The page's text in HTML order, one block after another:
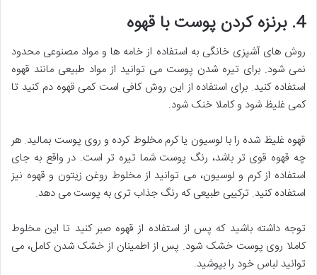
4. برنزه کردن پوست با قهوه
روش های آشپزی خانگی به استفاده از خامه ها و مواد مصنوعی محدود
نمی شود. برای تیره شدن پوست می توانید از مواد طبیعی مانند قهوه
استفاده کنید. برای استفاده از این روش کافی است کمی قهوه دم کنید تا
کمی غلیظ شود و کاملا خنک شود.
قهوه غلیظ شده را با لوسیون یا کرم مخلوط کرده و روی پوست بمالید. هر
چه قهوه قوی تر باشد، رنگ پوست شما تیره تر است. در واقع به جای
استفاده از کرم و لوسیون، می توانید از مخلوط روغن زیتون و قهوه نیز
استفاده کنید. ترکیبی طبیعی که رنگ جذاب تری به پوست می دهد.
توجه داشته باشید که پس از استفاده از قهوه صبر کنید تا این مخلوط
کاملا روی پوست خشک شود. پس از اطمینان از خشک شدن کامل، می
توانید لباس خود را بپوشید.